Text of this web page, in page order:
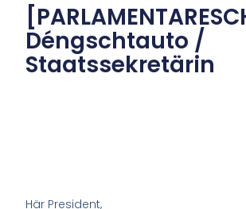
Déngschtauto /
Staatssekretärin
Här President,